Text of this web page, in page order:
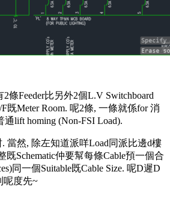
條Feeder比另外2個L.V Switchboard
既Meter Room. 呢2條, 一條就係for 消
lift homing (Non-FSI Load).
. 當然, 除左知道派咩Load同派比邊d樓
既Schematic仲要幫每條Cable預一個合
同一個Suitable既Cable Size. 呢D遲D
呢度先~